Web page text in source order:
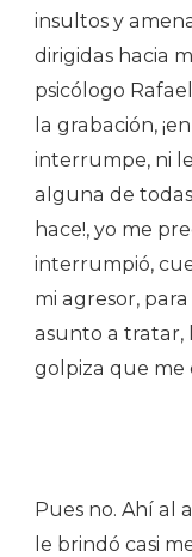
insultos y
dirigidas hacia
psicólogo
la grabación,
interrumpe, ni
alguna de
hace!, yo me
interrumpió,
mi agresor,
asunto a tratar,
golpiza que me
Pues no. Ahí al
le brindó casi